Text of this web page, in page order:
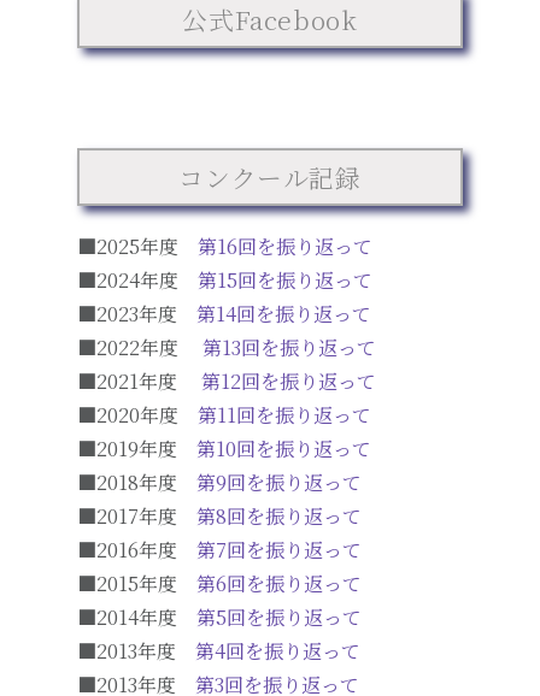
公式Facebook
コンクール記録
■2025年度 第16回を振り返って
■2024年度 第15回を振り返って
■2023年度 第14回を振り返って
■2022年度 第13回を振り返って
■2021年度 第12回を振り返って
■2020年度 第11回を振り返って
■2019年度 第10回を振り返って
■2018年度 第9回を振り返って
■2017年度 第8回を振り返って
■2016年度 第7回を振り返って
■2015年度 第6回を振り返って
■2014年度 第5回を振り返って
■2013年度 第4回を振り返って
■2013年度 第3回を振り返って